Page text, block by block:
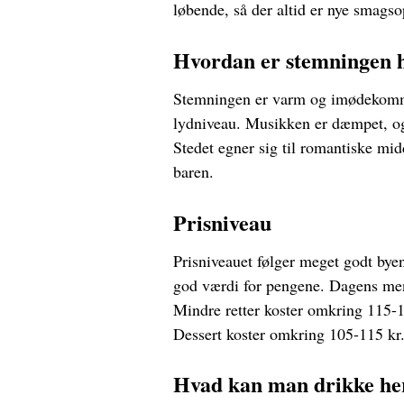
løbende, så der altid er nye
Hvordan er stemningen
Stemningen er varm og
lydniveau. Musikken er dæmpet,
Stedet egner sig til romantiske
baren.
Prisniveau
Prisniveauet følger meget godt
god værdi for pengene. Dagens
Mindre retter koster omkring
Dessert koster omkring 105-115
Hvad kan man drikke